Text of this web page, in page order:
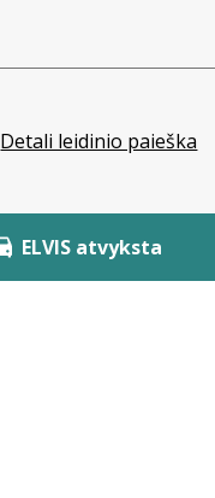
Detali leidinio paieška
ELVIS atvyksta